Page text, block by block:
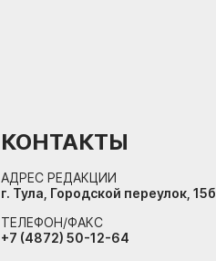
КОНТАКТЫ
АДРЕС РЕДАКЦИИ
г. Тула, Городской переулок, 15б
ТЕЛЕФОН/ФАКС
+7 (4872) 50-12-64